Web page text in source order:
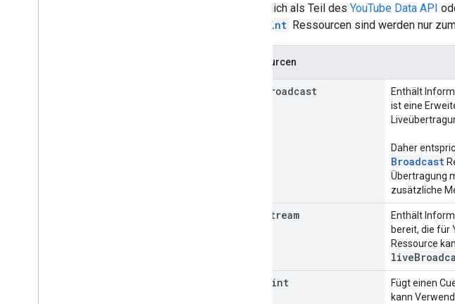
tatsächlich als Teil des YouTube Data API
cuepoint Ressourcen sind werden nur
Ressourcen
Broadcast Enthält
ist eine
Daher
Broadcast
Übertragung
zusätzliche
Stream
Enthält
bereit, die für
Ressource
live
cuepoint
Fügt einen
kann